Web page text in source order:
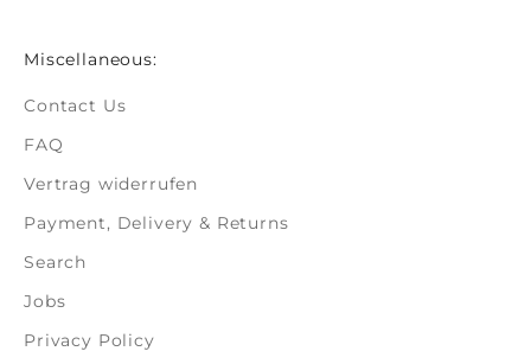
Miscellaneous:
Contact Us
FAQ
Vertrag widerrufen
Payment, Delivery & Returns
Search
Jobs
Privacy Policy